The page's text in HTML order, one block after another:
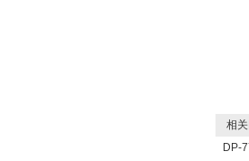
相关
DP-